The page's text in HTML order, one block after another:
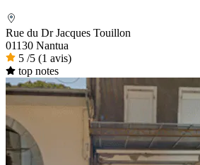
Rue du Dr Jacques Touillon
01130 Nantua
5 /5 (1 avis)
top notes